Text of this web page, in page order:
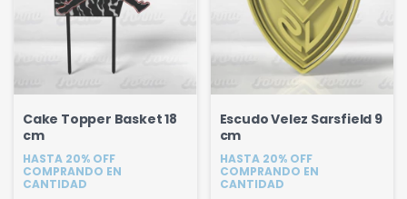
Cake Topper Basket 18
cm
HASTA 20% OFF
COMPRANDO EN
CANTIDAD
Escudo Velez Sarsfield 9
cm
HASTA 20% OFF
COMPRANDO EN
CANTIDAD